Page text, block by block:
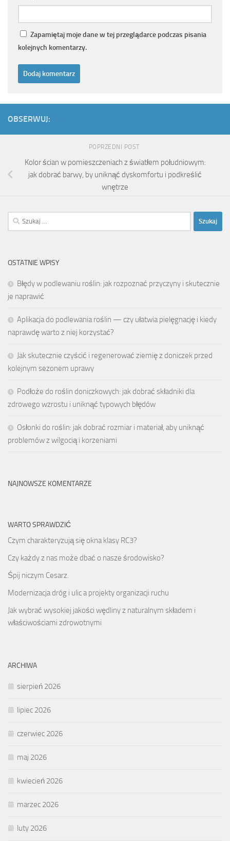
Zapamiętaj moje dane w tej przeglądarce podczas pisania
kolejnych komentarzy.
OBSERWUJ:
POPRZEDNI POST
Kolor ścian w pomieszczeniach z światłem południowym:
jak dobrać barwy, by uniknąć dyskomfortu i podkreślić
wnętrze
Szukaj:
OSTATNIE WPISY
Błędy w podlewaniu roślin: jak rozpoznać przyczyny i skutecznie
je naprawić
Aplikacja do podlewania roślin — czy ułatwia pielęgnację i kiedy
naprawdę warto z niej korzystać?
Jak skutecznie czyścić i regenerować ziemię z doniczek przed
kolejnym sezonem uprawy
Podłoże do roślin doniczkowych: jak dobrać składniki dla
zdrowego wzrostu i uniknąć typowych błędów
Osłonki do roślin: jak dobrać rozmiar i materiał, aby uniknąć
problemów z wilgocią i korzeniami
NAJNOWSZE KOMENTARZE
WARTO SPRAWDZIĆ
Czym charakteryzują się okna klasy RC3?
Czy każdy z nas może dbać o nasze środowisko?
Śpij niczym Cesarz.
Modernizacja dróg i ulic a projekty organizacji ruchu
Jak wybrać wysokiej jakości wędliny z naturalnym składem i
właściwościami zdrowotnymi
ARCHIWA
sierpień 2026
lipiec 2026
czerwiec 2026
maj 2026
kwiecień 2026
marzec 2026
luty 2026